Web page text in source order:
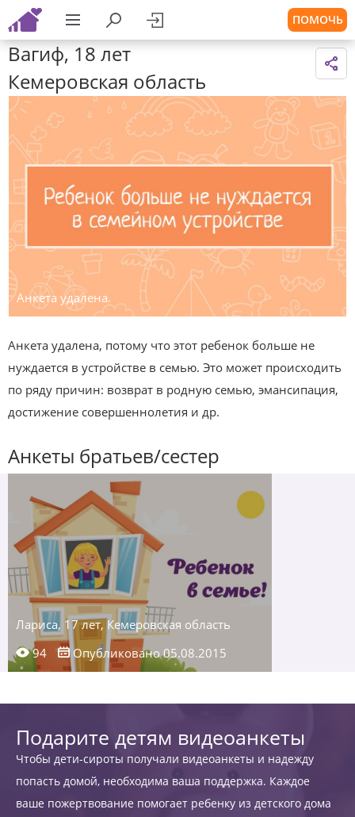
ПОМОЧЬ
Вагиф, 18 лет
Кемеровская область
Анкета удалена.
Анкета удалена, потому что этот ребенок больше не
нуждается в устройстве в семью. Это может происходить
по ряду причин: возврат в родную семью, эмансипация,
достижение совершеннолетия и др.
Анкеты братьев/сестер
Лариса, 17 лет, Кемеровская область
94
Опубликовано 05.08.2015
Подарите детям видеоанкеты
Чтобы дети-сироты получали видеоанкеты и надежду
попасть домой, необходима ваша поддержка. Каждое
ваше пожертвование помогает ребенку из детского дома